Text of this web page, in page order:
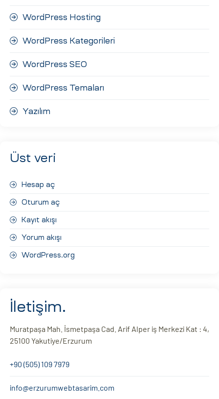
WordPress Hosting
WordPress Kategorileri
WordPress SEO
WordPress Temaları
Yazılım
Üst veri
Hesap aç
Oturum aç
Kayıt akışı
Yorum akışı
WordPress.org
İletişim.
Muratpaşa Mah. İsmetpaşa Cad. Arif Alper iş Merkezi Kat : 4,
25100 Yakutiye/Erzurum
+90 (505) 109 7979
info@erzurumwebtasarim.com